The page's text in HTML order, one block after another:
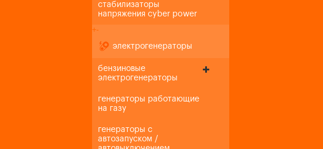
стабилизаторы
напряжения cyber power
+-
электрогенераторы
бензиновые
электрогенераторы
генераторы работающие
на газу
генераторы с
автозапуском /